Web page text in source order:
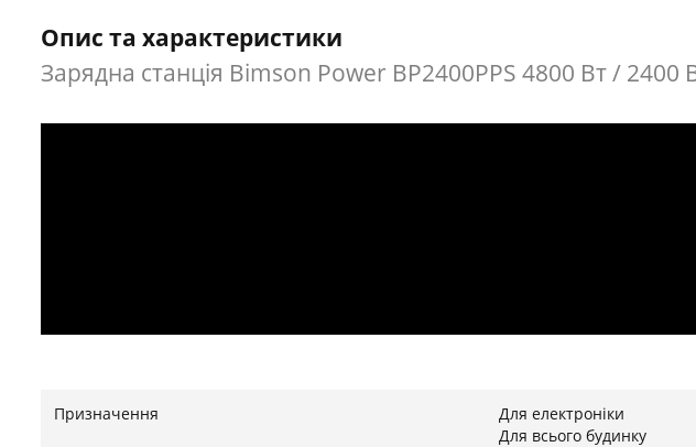
Опис та характеристики
Зарядна станція Bimson Power BP2400PPS 4800 Вт /
Призначення
Для електроніки
Для всього будинку